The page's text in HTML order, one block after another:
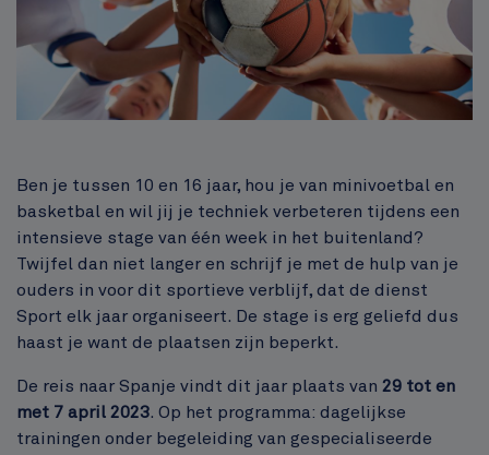
Inhoud
Ben je tussen 10 en 16 jaar, hou je van minivoetbal en
basketbal en wil jij je techniek verbeteren tijdens een
intensieve stage van één week in het buitenland?
Twijfel dan niet langer en schrijf je met de hulp van je
ouders in voor dit sportieve verblijf, dat de dienst
Sport elk jaar organiseert. De stage is erg geliefd dus
haast je want de plaatsen zijn beperkt.
De reis naar Spanje vindt dit jaar plaats van 29 tot en
met 7 april 2023. Op het programma: dagelijkse
trainingen onder begeleiding van gespecialiseerde